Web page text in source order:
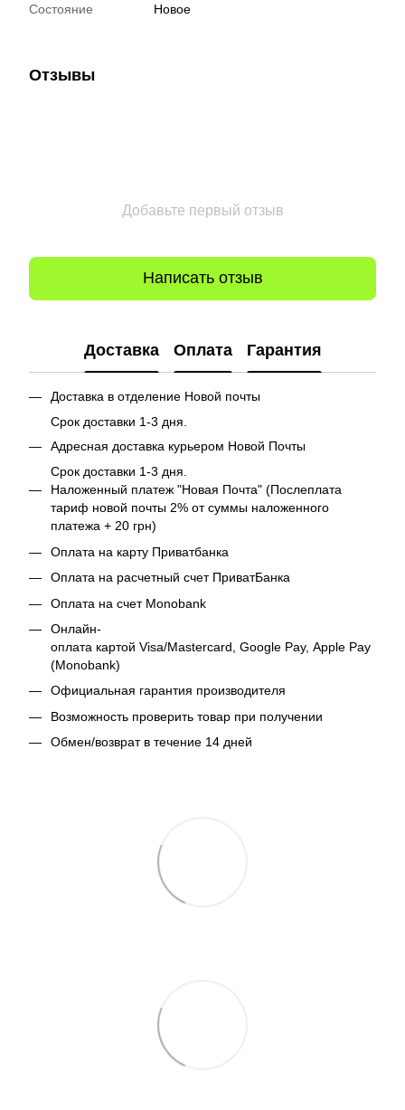
Состояние
Новое
Отзывы
Добавьте первый отзыв
Написать отзыв
Доставка Оплата Гарантия
Доставка в отделение Новой почты
Срок доставки 1-3 дня.
Адресная доставка курьером Новой Почты
Срок доставки 1-3 дня.
Наложенный платеж "Новая Почта" (Послеплата
тариф новой почты 2% от суммы наложенного
платежа + 20 грн)
Оплата на карту Приватбанка
Оплата на расчетный счет ПриватБанка
Оплата на счет Monobank
Онлайн-
оплата картой Visa/Mastercard, Google Pay, Apple Pay
(Monobank)
Официальная гарантия производителя
Возможность проверить товар при получении
Обмен/возврат в течение 14 дней